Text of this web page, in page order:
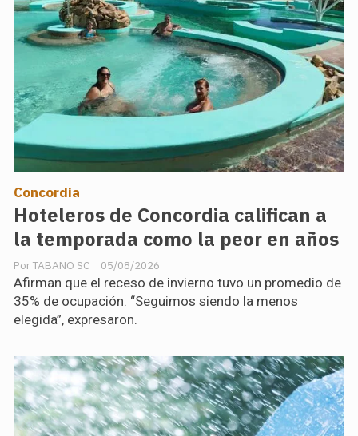
Hoteleros de Concordia califican a
la temporada como la peor en años
TABANO SC
Concordia
05/08/2026
Afirman que el receso de invierno tuvo un promedio de
35% de ocupación. “Seguimos siendo la menos
elegida”, expresaron.